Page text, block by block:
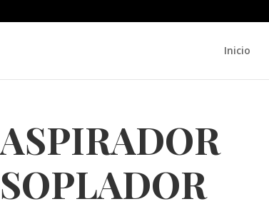
Inicio
ASPIRADOR
SOPLADOR